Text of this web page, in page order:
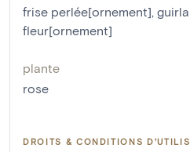
frise perlée[ornement],
fleur[ornement]
plante
rose
DROITS & CONDITIONS